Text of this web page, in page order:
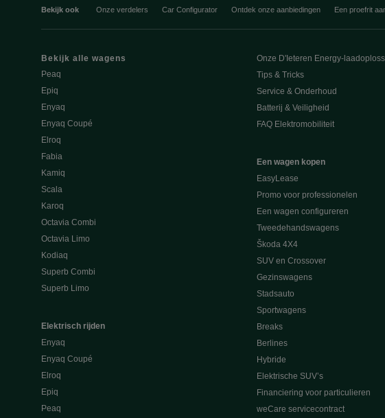
Bekijk ook Onze verdelers Car Configurator Ontdek onze aanbiedingen Een proefrit
Bekijk alle wagens
Peaq
Epiq
Enyaq
Enyaq Coupé
Elroq
Fabia
Kamiq
Scala
Karoq
Octavia Combi
Octavia Limo
Kodiaq
Superb Combi
Superb Limo
Elektrisch rijden
Enyaq
Enyaq Coupé
Elroq
Epiq
Peaq
Onze D'Ieteren Energy-
Tips & Tricks
Service & Onderhoud
Batterij & Veiligheid
FAQ Elektromobiliteit
Een wagen kopen
EasyLease
Promo voor professionelen
Een wagen configureren
Tweedehandswagens
Škoda 4X4
SUV en Crossover
Gezinswagens
Stadsauto
Sportwagens
Breaks
Berlines
Hybride
Elektrische SUV’s
Financiering voor particulieren
weCare servicecontract